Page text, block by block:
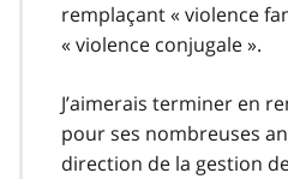
remplaçant « violence
« violence conjugale ».
J’aimerais terminer en
pour ses nombreuses
direction de la gestion